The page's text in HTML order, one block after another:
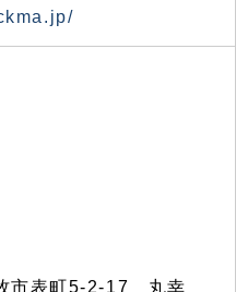
市表町5-2-17 丸幸